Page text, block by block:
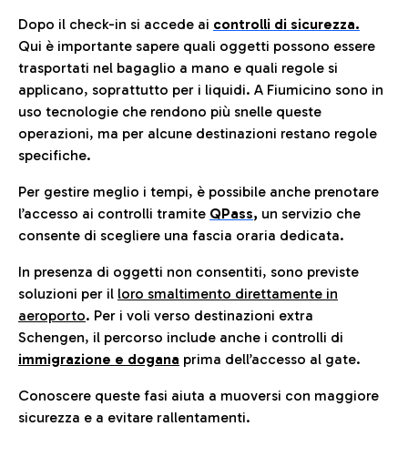
Dopo il check-in si accede ai controlli di sicurezza.
Qui è importante sapere quali oggetti possono essere
trasportati nel bagaglio a mano e quali regole si
applicano, soprattutto per i liquidi. A Fiumicino sono in
uso tecnologie che rendono più snelle queste
operazioni, ma per alcune destinazioni restano regole
specifiche.
Per gestire meglio i tempi, è possibile anche prenotare
l’accesso ai controlli tramite QPass, un servizio che
consente di scegliere una fascia oraria dedicata.
In presenza di oggetti non consentiti, sono previste
soluzioni per il loro smaltimento direttamente in
aeroporto. Per i voli verso destinazioni extra
Schengen, il percorso include anche i controlli di
immigrazione e dogana prima dell’accesso al gate.
Conoscere queste fasi aiuta a muoversi con maggiore
sicurezza e a evitare rallentamenti.